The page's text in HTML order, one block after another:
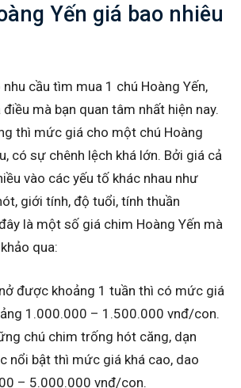
Yến giá bao nhiêu
cầu tìm mua 1 chú Hoàng Yến,
mà bạn quan tâm nhất hiện nay.
thì mức giá cho một chú Hoàng
có sự chênh lệch khá lớn. Bởi giá cả
vào các yếu tố khác nhau như
giới tính, độ tuổi, tính thuần
là một số giá chim Hoàng Yến mà
qua:
được khoảng 1 tuần thì có mức giá
1.000.000 – 1.500.000 vnđ/con.
chú chim trống hót căng, dạn
nổi bật thì mức giá khá cao, dao
– 5.000.000 vnđ/con.